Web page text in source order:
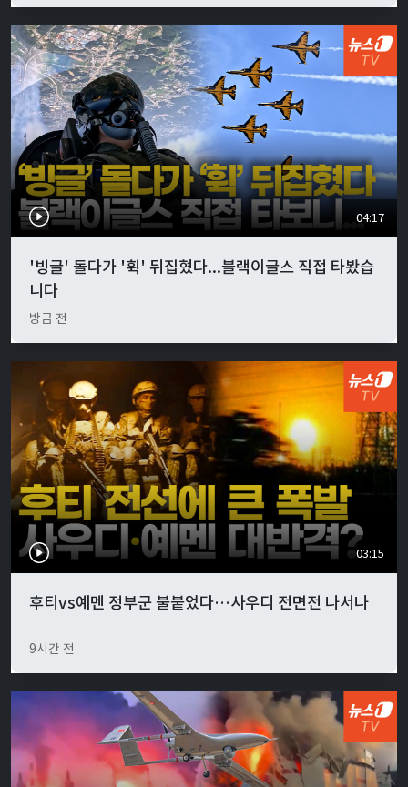
04:17
'빙글' 돌다가 '휙' 뒤집혔다...블랙이글스 직접 타봤습
니다
방금 전
03:15
후티vs예멘 정부군 불붙었다…사우디 전면전 나서나
9시간 전